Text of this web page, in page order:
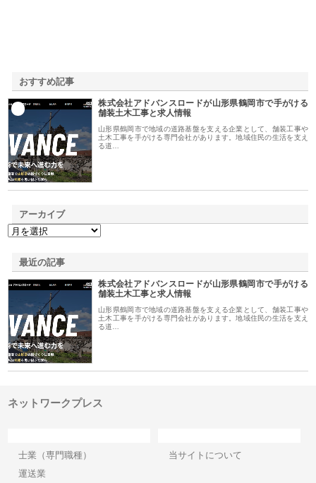
おすすめ記事
株式会社アドバンスロードが山形県鶴岡市で手がける
舗装土木工事と求人情報
山形県鶴岡市で地域の道路基盤を支える企業として、舗装工事や
土木工事を手がける専門会社があります。地域住民の生活を支え
る道…
アーカイブ
最近の記事
株式会社アドバンスロードが山形県鶴岡市で手がける
舗装土木工事と求人情報
山形県鶴岡市で地域の道路基盤を支える企業として、舗装工事や
土木工事を手がける専門会社があります。地域住民の生活を支え
る道…
ネットワークプレス
士業（専門職種）
運送業
当サイトについて